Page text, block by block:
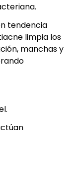
tendencia
limpia los
manchas y